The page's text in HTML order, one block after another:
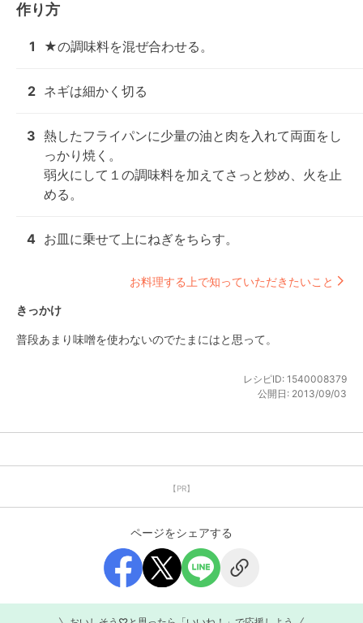
作り方
1 ★の調味料を混ぜ合わせる。
2 ネギは細かく切る
3 熱したフライパンに少量の油と肉を入れて両面をし
っかり焼く。
弱火にして１の調味料を加えてさっと炒め、火を止
める。
4 お皿に乗せて上にねぎをちらす。
お料理する上で知っていただきたいこと
きっかけ
普段あまり味噌を使わないのでたまにはと思って。
レシピID: 1540008379
公開日: 2013/09/03
【PR】
ページをシェアする